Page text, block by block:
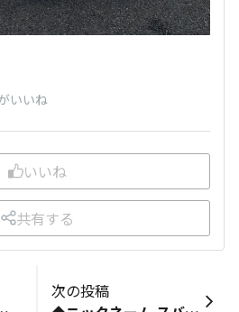
いいね
いいね
共有する
次の投稿